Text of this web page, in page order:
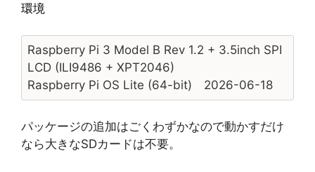
環境
Raspberry Pi 3 Model B Rev 1.2 + 3.5inch SPI
LCD (ILI9486 + XPT2046)
Raspberry Pi OS Lite (64-bit) 2026-06-18
パッケージの追加はごくわずかなので動かすだけ
なら大きなSDカードは不要。